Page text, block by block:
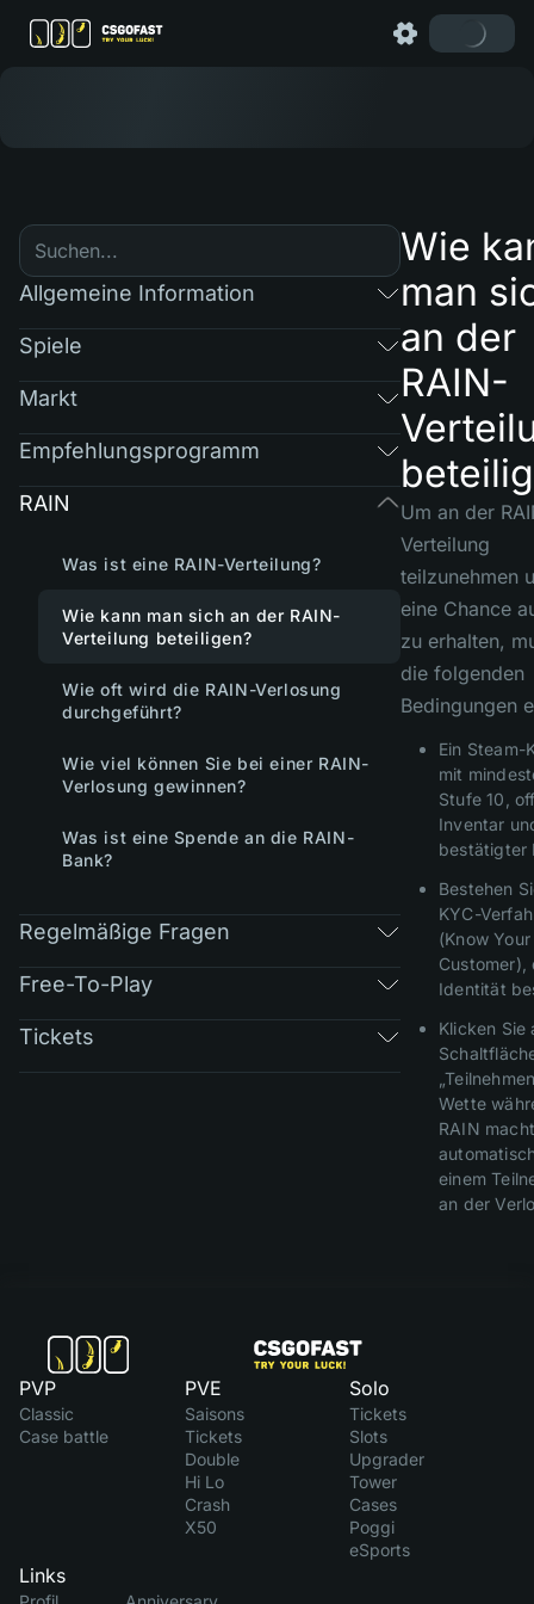
Allgemeine Information
Spiele
Markt
Empfehlungsprogramm
RAIN
Was ist eine RAIN-Verteilung?
Wie kann man sich an der RAIN-
Verteilung beteiligen?
Wie oft wird die RAIN-Verlosung
durchgeführt?
Wie viel können Sie bei einer RAIN-
Verlosung gewinnen?
Was ist eine Spende an die RAIN-
Bank?
Regelmäßige Fragen
Free-To-Play
Tickets
Wie
man
an der
RAIN-
Um an der
Verteilung
teilzunehmen
eine Chance
zu erhalten,
die folgenden
Bedingungen
Ein Steam-
mit
Stufe 10,
Inventar
bestätigter
Bestehen
KYC-
(Know Your
Customer),
Identität
Klicken Sie
Wette
RAIN
einem
an der
PVP
Classic
Case battle
PVE
Saisons
Tickets
Double
Hi Lo
Crash
X50
Solo
Tickets
Slots
Upgrader
Tower
Cases
Poggi
eSports
Links